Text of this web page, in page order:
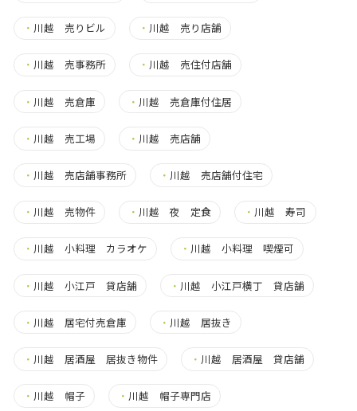
・ 川越 売りビル ・ 川越 売り店舗
・ 川越 売事務所 ・ 川越 売住付店舗
・ 川越 売倉庫 ・ 川越 売倉庫付住居
・ 川越 売工場 ・ 川越 売店舗
・ 川越 売店舗事務所 ・ 川越 売店舗付住宅
・ 川越 売物件 ・ 川越 夜 定食 ・ 川越 寿司
・ 川越 小料理 カラオケ ・ 川越 小料理 喫煙可
・ 川越 小江戸 貸店舗 ・ 川越 小江戸横丁 貸店舗
・ 川越 居宅付売倉庫 ・ 川越 居抜き
・ 川越 居酒屋 居抜き物件 ・ 川越 居酒屋 貸店舗
・ 川越 帽子 ・ 川越 帽子専門店